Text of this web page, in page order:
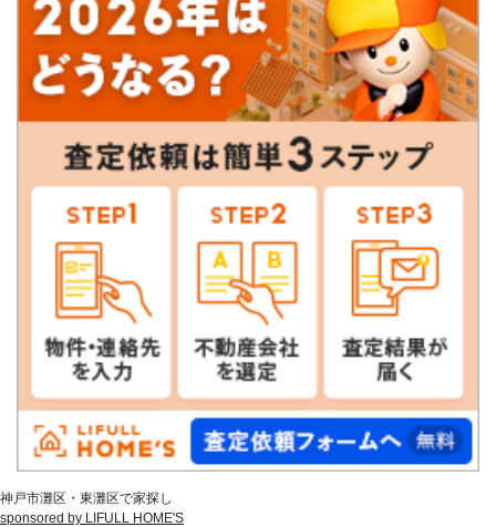
神戸市灘区・東灘区で家探し
sponsored by LIFULL HOME'S